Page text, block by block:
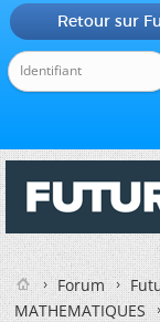
Retour sur
Forum
MATHEMATIQUES